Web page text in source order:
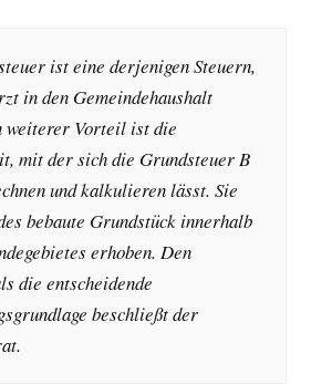
ist eine derjenigen Steuern,
in den Gemeindehaushalt
weiterer Vorteil ist die
mit der sich die Grundsteuer B
und kalkulieren lässt. Sie
bebaute Grundstück innerhalb
erhoben. Den
die entscheidende
beschließt der